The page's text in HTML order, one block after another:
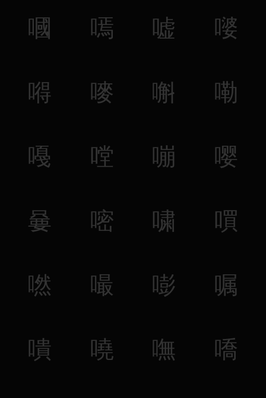
嘓 嘕 嘘 嘙
嘚 嘜 嘝 嘞
嘠 嘡 嘣 嘤
嘦 嘧 嘨 嘪
嘫 嘬 嘭 嘱
嘳 嘵 嘸 嘺